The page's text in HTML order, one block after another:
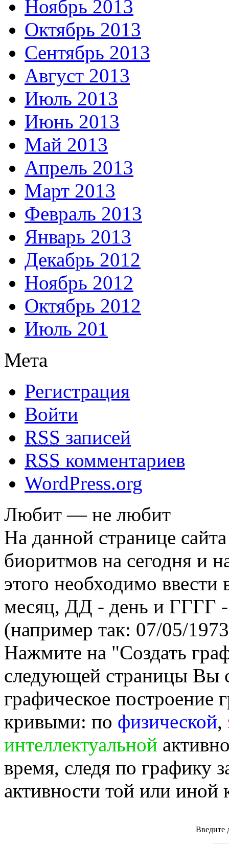
Ноябрь 2013
Октябрь 2013
Сентябрь 2013
Август 2013
Июль 2013
Июнь 2013
Май 2013
Апрель 2013
Март 2013
Февраль 2013
Январь 2013
Декабрь 2012
Ноябрь 2012
Октябрь 2012
Июль 201
Мета
Регистрация
Войти
RSS записей
RSS комментариев
WordPress.org
Любит — не любит
На данной странице
биоритмов на сегодня и
этого необходимо
месяц, ДД - день и ГГГГ -
(например так: 07/05/
Нажмите на "Создать
следующей страницы Вы
графическое построение
кривыми: по физической,
интеллектуальной
время, следя по графику
активности той или иной
Введите